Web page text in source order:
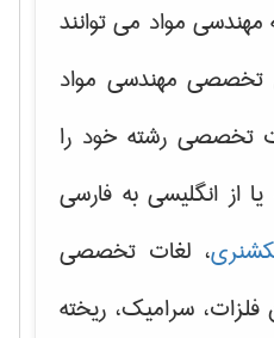
مواد می توانند
تخصصی مهندسی مواد
تخصصی رشته خود را
از انگلیسی به فارسی
، لغات تخصصی
سرامیک، ریخته